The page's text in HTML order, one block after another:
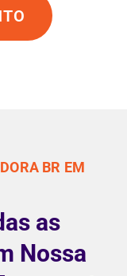
BR EM
as
Nossa